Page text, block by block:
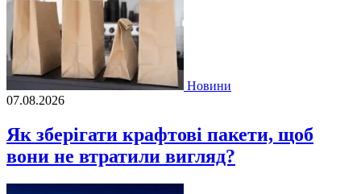
Новини
07.08.2026
Як зберігати крафтові пакети, щоб
вони не втратили вигляд?